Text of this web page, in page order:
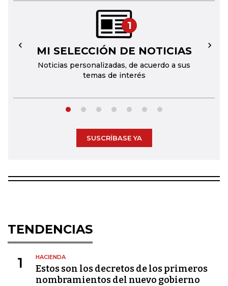
1
MI SELECCIÓN DE NOTICIAS
Noticias personalizadas, de acuerdo a sus
temas de interés
← →
SUSCRÍBASE YA
TENDENCIAS
1 HACIENDA
Estos son los decretos de los primeros
nombramientos del nuevo gobierno